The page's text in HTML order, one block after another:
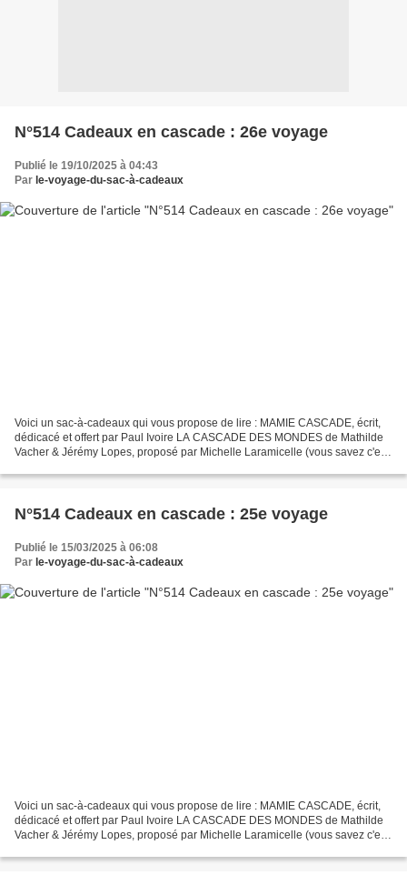
N°514 Cadeaux en cascade : 26e voyage
Publié le 19/10/2025 à 04:43
Par le-voyage-du-sac-à-cadeaux
Voici un sac-à-cadeaux qui vous propose de lire : MAMIE CASCADE, écrit,
dédicacé et offert par Paul Ivoire LA CASCADE DES MONDES de Mathilde
Vacher & Jérémy Lopes, proposé par Michelle Laramicelle (vous savez c'est
N°514 Cadeaux en cascade : 25e voyage
Publié le 15/03/2025 à 06:08
Par le-voyage-du-sac-à-cadeaux
Voici un sac-à-cadeaux qui vous propose de lire : MAMIE CASCADE, écrit,
dédicacé et offert par Paul Ivoire LA CASCADE DES MONDES de Mathilde
Vacher & Jérémy Lopes, proposé par Michelle Laramicelle (vous savez c'est